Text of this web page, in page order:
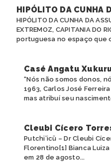
HIPÓLITO DA CUNHA
HIPÓLITO DA CUNHA DA
EXTREMOZ, CAPITANIA
portuguesa no espaço que
Casé Angatu
“Nós não somos donos,
1963, Carlos José
mas atribuí seu
Cleubi Cícero
Putchi’icü – Dr Cleubi
Florentino[1] Bianca
em 28 de agosto...